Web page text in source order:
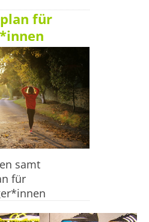
für
samt
für